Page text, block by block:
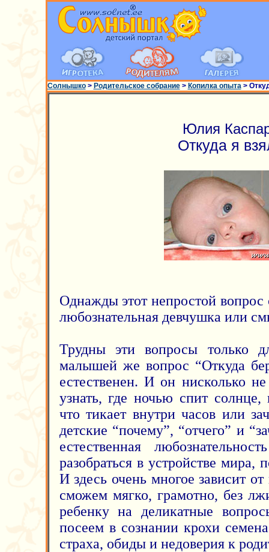
Солнышко> Родительское собрание> Копилка опыта>
Юлия
Откуда я
Однажды этот непростой вопрос
любознательная девчушка или
Трудны эти вопросы только
малышей же вопрос “Откуда
естественен. И он нисколько
узнать, где ночью спит
что тикает внутри часов или
детские “почему”, “отчего” и
естественная
разобраться в устройстве мира,
И здесь очень многое зависит
сможем мягко, грамотно, без
ребенку на деликатные
посеем в сознании крохи
страха, обиды и недоверия к